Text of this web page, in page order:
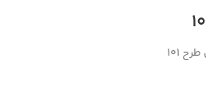
101